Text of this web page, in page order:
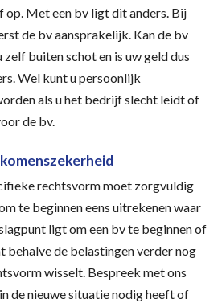
op. Met een bv ligt dit anders. Bij
de bv aansprakelijk. Kan de bv
buiten schot en is uw geld dus
Wel kunt u persoonlijk
als u het bedrijf slecht leidt of
de bv.
rechtsvorm moet zorgvuldig
te beginnen eens uitrekenen waar
ligt om een bv te beginnen of
behalve de belastingen verder nog
wisselt. Bespreek met ons
de nieuwe situatie nodig heeft of